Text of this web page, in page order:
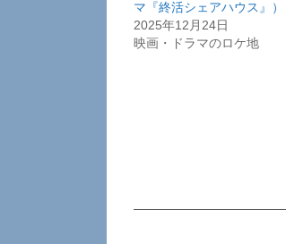
マ『終活シェアハウス』）
2025年12月24日
映画・ドラマのロケ地